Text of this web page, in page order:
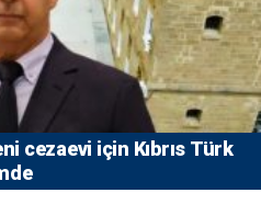
cezaevi için Kıbrıs Türk